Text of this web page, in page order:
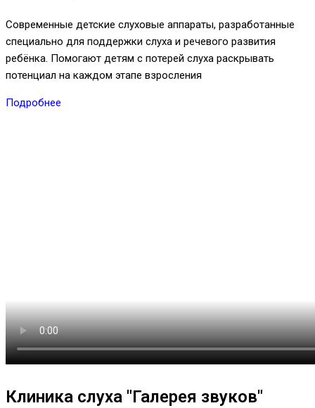
Современные детские слуховые аппараты, разработанные
специально для поддержки слуха и речевого развития
ребёнка. Помогают детям с потерей слуха раскрывать
потенциал на каждом этапе взросления
Подробнее
Клиника слуха "Галерея звуков"